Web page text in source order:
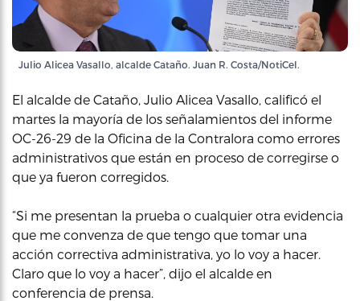
Julio Alicea Vasallo, alcalde Cataño. Juan R. Costa/NotiCel.
El alcalde de Cataño, Julio Alicea Vasallo, calificó el
martes la mayoría de los señalamientos del informe
OC-26-29 de la Oficina de la Contralora como errores
administrativos que están en proceso de corregirse o
que ya fueron corregidos.
“Si me presentan la prueba o cualquier otra evidencia
que me convenza de que tengo que tomar una
acción correctiva administrativa, yo lo voy a hacer.
Claro que lo voy a hacer”, dijo el alcalde en
conferencia de prensa.